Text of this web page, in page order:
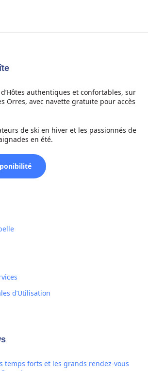
authentiques et confortables, sur
Orres, avec navette gratuite pour accès
de ski en hiver et les passionnés de
en été.
d’Utilisation
temps forts et les grands rendez-vous